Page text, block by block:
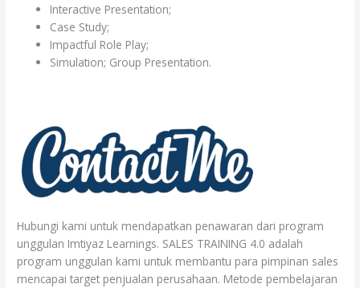
Interactive Presentation;
Case Study;
Impactful Role Play;
Simulation; Group Presentation.
Hubungi kami untuk mendapatkan penawaran dari program
unggulan Imtiyaz Learnings. SALES TRAINING 4.0 adalah
program unggulan kami untuk membantu para pimpinan sales
mencapai target penjualan perusahaan. Metode pembelajaran